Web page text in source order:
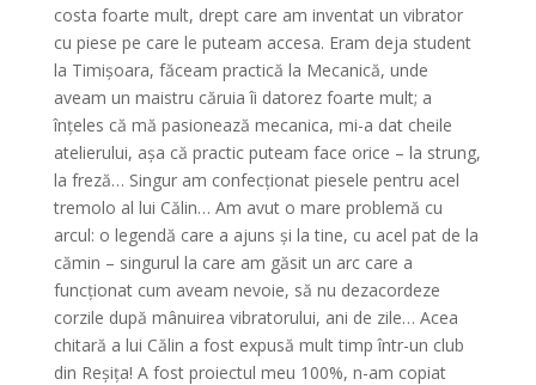
costa foarte mult, drept care am inventat un vibrator
cu piese pe care le puteam accesa. Eram deja student
la Timișoara, făceam practică la Mecanică, unde
aveam un maistru căruia îi datorez foarte mult; a
înțeles că mă pasionează mecanica, mi-a dat cheile
atelierului, așa că practic puteam face orice – la strung,
la freză… Singur am confecționat piesele pentru acel
tremolo al lui Călin… Am avut o mare problemă cu
arcul: o legendă care a ajuns și la tine, cu acel pat de la
cămin – singurul la care am găsit un arc care a
funcționat cum aveam nevoie, să nu dezacordeze
corzile după mânuirea vibratorului, ani de zile… Acea
chitară a lui Călin a fost expusă mult timp într-un club
din Reșița! A fost proiectul meu 100%, n-am copiat